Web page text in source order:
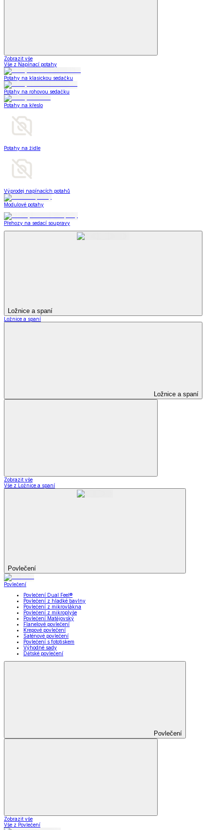
Zobrazit vše
Vše z Napínací potahy
Potahy na klasickou sedačku
Potahy na rohovou sedačku
Potahy na křeslo
Potahy na židle
Výprodej napínacích potahů
Modulové potahy
Přehozy na sedací soupravy
Ložnice a spaní
Ložnice a spaní
Ložnice a spaní
Zobrazit vše
Vše z Ložnice a spaní
Povlečení
Povlečení
Povlečení Dual Feel®
Povlečení z hladké bavlny
Povlečení z mikrovlákna
Povlečení z mikroplyše
Povlečení Matějovský
Flanelové povlečení
Krepové povlečení
Saténové povlečení
Povlečení s fototiskem
Výhodné sady
Dětské povlečení
Povlečení
Zobrazit vše
Vše z Povlečení